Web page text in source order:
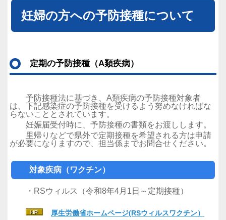
妊婦の方への予防接種について
定期の予防接種（A類疾病）
予防接種法に基づき、A類疾病の予防接種対象者
は、下記感染症の予防接種を受けるよう努めなければな
らないこととされています。
妊娠届受付時に、予防接種の書類をお渡しします。
里帰りなどで県外で定期接種を希望される方は申請
が必要になりますので、担当係までお問合せください。
対象疾病（ワクチン）
・RSウィルス（令和8年4月1日～定期接種）
厚生労働省ホームページ(RSウィルスワクチン）